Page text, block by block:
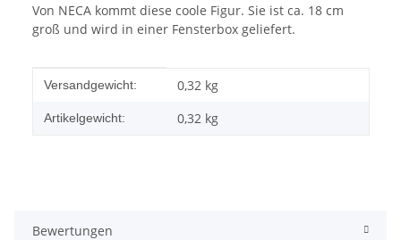
Von NECA kommt diese coole Figur. Sie ist ca. 18 cm
groß und wird in einer Fensterbox geliefert.
Produkteigenschaft
Wert
Versandgewicht: 0,32 kg
Artikelgewicht: 0,32 kg
Bewertungen